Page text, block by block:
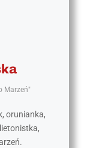
Marzeń"
orunianka,